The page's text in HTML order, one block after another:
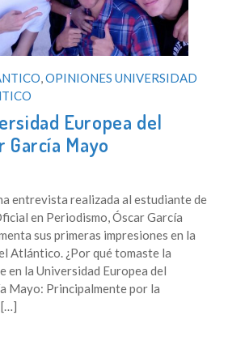
,OPINIONES UNIVERSIDAD
Europea del
García Mayo
entrevista realizada al estudiante de
en Periodismo, Óscar García
sus primeras impresiones en la
Atlántico. ¿Por qué tomaste la
en la Universidad Europea del
Mayo: Principalmente por la
[…]